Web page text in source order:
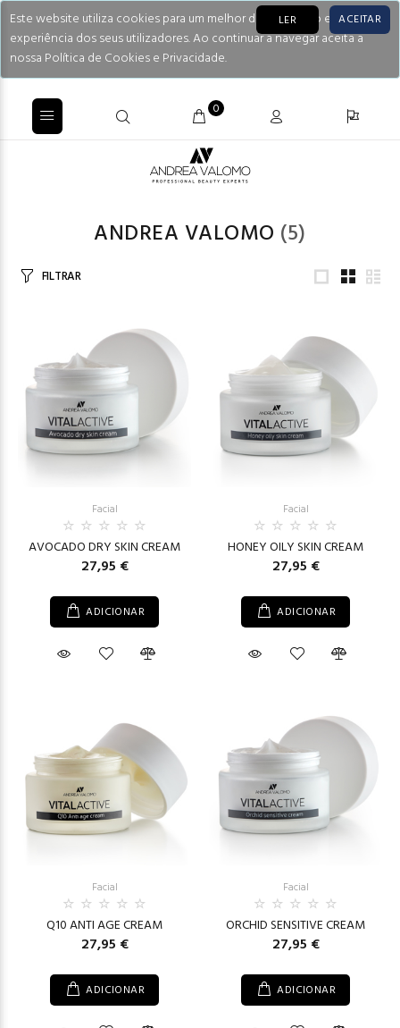
Este website utiliza cookies para um melhor desempenho e
experiência dos seus utilizadores. Ao continuar a navegar aceita a
nossa Política de Cookies e Privacidade.
LER ACEITAR
0
ANDREA VALOMO (5)
FILTRAR
Facial
AVOCADO DRY SKIN CREAM
27,95 €
ADICIONAR
Facial
HONEY OILY SKIN CREAM
27,95 €
ADICIONAR
Facial
Q10 ANTI AGE CREAM
27,95 €
ADICIONAR
Facial
ORCHID SENSITIVE CREAM
27,95 €
ADICIONAR